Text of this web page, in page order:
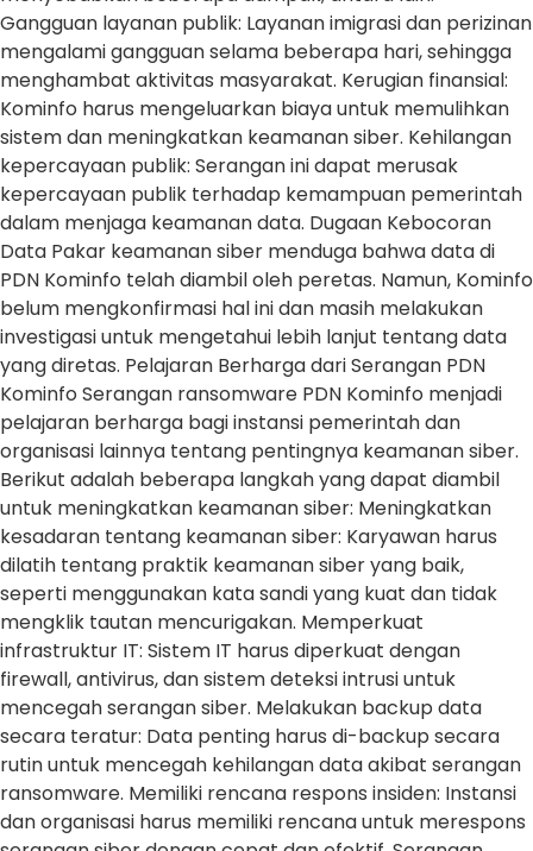
Gangguan layanan publik: Layanan imigrasi dan perizinan
mengalami gangguan selama beberapa hari, sehingga
menghambat aktivitas masyarakat. Kerugian finansial:
Kominfo harus mengeluarkan biaya untuk memulihkan
sistem dan meningkatkan keamanan siber. Kehilangan
kepercayaan publik: Serangan ini dapat merusak
kepercayaan publik terhadap kemampuan pemerintah
dalam menjaga keamanan data. Dugaan Kebocoran
Data Pakar keamanan siber menduga bahwa data di
PDN Kominfo telah diambil oleh peretas. Namun, Kominfo
belum mengkonfirmasi hal ini dan masih melakukan
investigasi untuk mengetahui lebih lanjut tentang data
yang diretas. Pelajaran Berharga dari Serangan PDN
Kominfo Serangan ransomware PDN Kominfo menjadi
pelajaran berharga bagi instansi pemerintah dan
organisasi lainnya tentang pentingnya keamanan siber.
Berikut adalah beberapa langkah yang dapat diambil
untuk meningkatkan keamanan siber: Meningkatkan
kesadaran tentang keamanan siber: Karyawan harus
dilatih tentang praktik keamanan siber yang baik,
seperti menggunakan kata sandi yang kuat dan tidak
mengklik tautan mencurigakan. Memperkuat
infrastruktur IT: Sistem IT harus diperkuat dengan
firewall, antivirus, dan sistem deteksi intrusi untuk
mencegah serangan siber. Melakukan backup data
secara teratur: Data penting harus di-backup secara
rutin untuk mencegah kehilangan data akibat serangan
ransomware. Memiliki rencana respons insiden: Instansi
dan organisasi harus memiliki rencana untuk merespons